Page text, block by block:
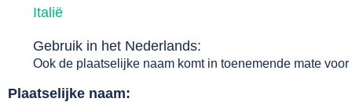
Italië
Gebruik in het Nederlands:
Ook de plaatselijke naam komt in toenemende mate voor
Plaatselijke naam: